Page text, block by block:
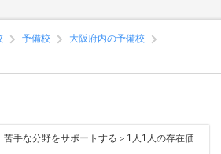
予備校
大阪府内の予備校
苦手な分野をサポートする＞1人1人の存在価